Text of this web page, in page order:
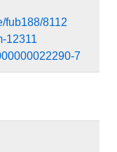
fub188/8112
12311
7